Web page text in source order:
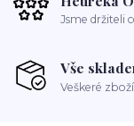
Jsme držiteli
Vše
Veškeré